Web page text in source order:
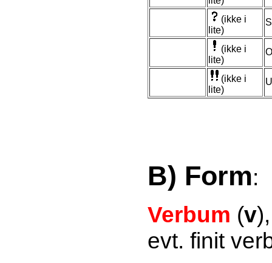
(ikke i
lite)
(ikke i
lite)
(ikke i
lite)
B) Form:
Verbum (v
evt. finit